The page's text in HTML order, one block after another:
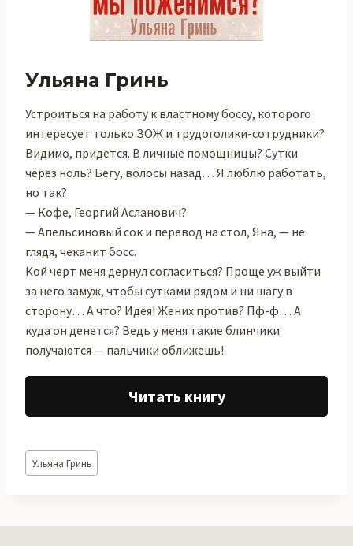
Ульяна Гринь
Устроиться на работу к властному боссу, которого
интересует только ЗОЖ и трудоголики-сотрудники?
Видимо, придется. В личные помощницы? Сутки
через ноль? Бегу, волосы назад… Я люблю работать,
но так?
— Кофе, Георгий Асланович?
— Апельсиновый сок и перевод на стол, Яна, — не
глядя, чеканит босс.
Кой черт меня дернул согласиться? Проще уж выйти
за него замуж, чтобы сутками рядом и ни шагу в
сторону… А что? Идея! Жених против? Пф-ф… А
куда он денется? Ведь у меня такие блинчики
получаются — пальчики оближешь!
Читать книгу
Метки
записи:
Ульяна Гринь